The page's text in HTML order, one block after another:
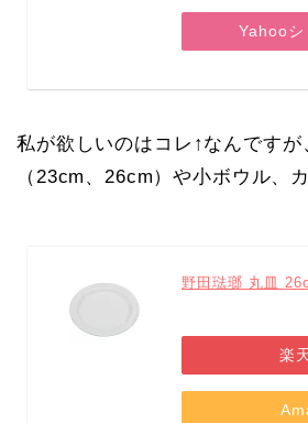
Yahooシ
私が欲しいのはコレ↑なんですが
（23cm、26cm）や小ボウル、
野田琺瑯 丸皿
楽